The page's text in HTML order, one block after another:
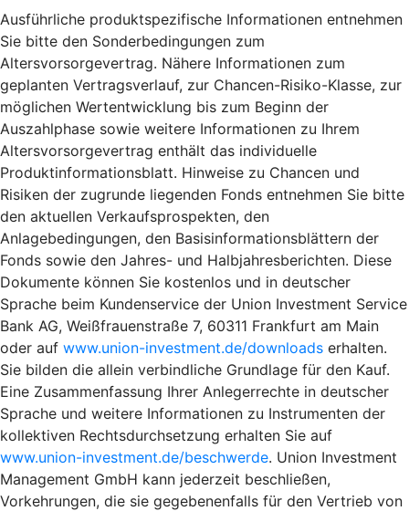
Ausführliche produktspezifische Informationen entnehmen
Sie bitte den Sonderbedingungen zum
Altersvorsorgevertrag. Nähere Informationen zum
geplanten Vertragsverlauf, zur Chancen-Risiko-Klasse, zur
möglichen Wertentwicklung bis zum Beginn der
Auszahlphase sowie weitere Informationen zu Ihrem
Altersvorsorgevertrag enthält das individuelle
Produktinformationsblatt. Hinweise zu Chancen und
Risiken der zugrunde liegenden Fonds entnehmen Sie bitte
den aktuellen Verkaufsprospekten, den
Anlagebedingungen, den Basisinformationsblättern der
Fonds sowie den Jahres- und Halbjahresberichten. Diese
Dokumente können Sie kostenlos und in deutscher
Sprache beim Kundenservice der Union Investment Service
Bank AG, Weißfrauenstraße 7, 60311 Frankfurt am Main
oder auf www.union-investment.de/downloads erhalten.
Sie bilden die allein verbindliche Grundlage für den Kauf.
Eine Zusammenfassung Ihrer Anlegerrechte in deutscher
Sprache und weitere Informationen zu Instrumenten der
kollektiven Rechtsdurchsetzung erhalten Sie auf
www.union-investment.de/beschwerde. Union Investment
Management GmbH kann jederzeit beschließen,
Vorkehrungen, die sie gegebenenfalls für den Vertrieb von